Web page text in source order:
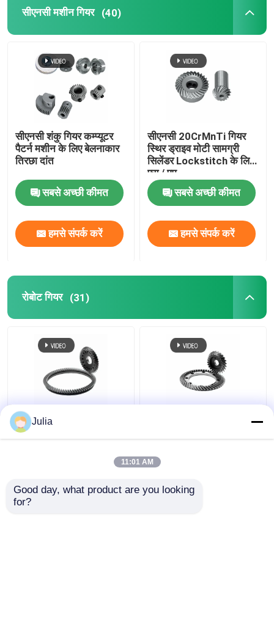
सीएनसी मशीन गियर (40)
सीएनसी शंकु गियर कम्प्यूटर
पैटर्न मशीन के लिए बेलनाकार
तिरछा दांत
सबसे अच्छी कीमत
हमसे संपर्क करें
सीएनसी 20CrMnTi गियर
स्थिर ड्राइव मोटी सामग्री
सिलेंडर Lockstitch के लिए
एस / एम
सबसे अच्छी कीमत
हमसे संपर्क करें
रोबोट गियर (31)
रोबोट संयुक्त गियर संयुक्त
ट्रांसमिशन के लिए हेलिकल
Julia
11:01 AM
Good day, what product are you looking
for?